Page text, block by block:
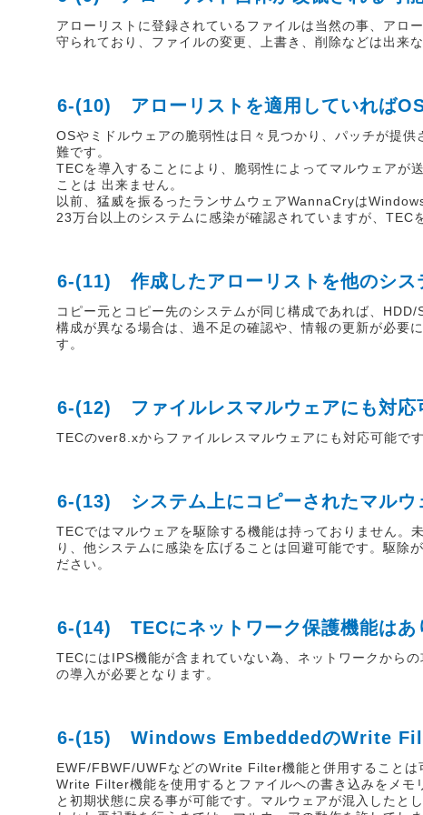
アローリストに登録されているファイルは当然の事、アロ
守られており、ファイルの変更、上書き、削除などは出来
6-(10) アローリストを適用していればOS
OSやミドルウェアの脆弱性は日々見つかり、パッチが提
難です。
TECを導入することにより、脆弱性によってマルウェアが
ことは 出来ません。
以前、猛威を振るったランサムウェアWannaCryは
23万台以上のシステムに感染が確認されていますが、
6-(11) 作成したアローリストを他のシス
コピー元とコピー先のシステムが同じ構成であれば、
構成が異なる場合は、過不足の確認や、情報の更新が必要
す。
6-(12) ファイルレスマルウェアにも対応
TECのver8.xからファイルレスマルウェアにも対応可能で
6-(13) システム上にコピーされたマルウ
TECではマルウェアを駆除する機能は持っておりません。
り、他システムに感染を広げることは回避可能です。駆除
ださい。
6-(14) TECにネットワーク保護機能はあ
TECにはIPS機能が含まれていない為、ネットワークから
の導入が必要となります。
6-(15) Windows EmbeddedのWrite
EWF/FBWF/UWFなどのWrite Filter機能と併用することは
Write Filter機能を使用するとファイルへの書き込みをメモ
と初期状態に戻る事が可能です。マルウェアが混入したと